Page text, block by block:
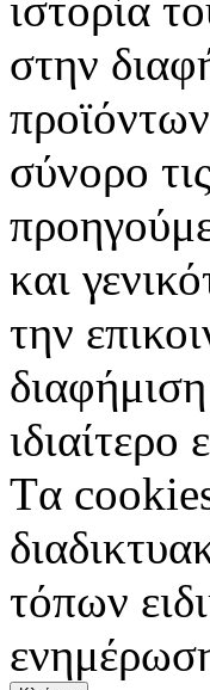
στην
σύνορο
και
την
ιδιαίτερο
Tα
τόπων